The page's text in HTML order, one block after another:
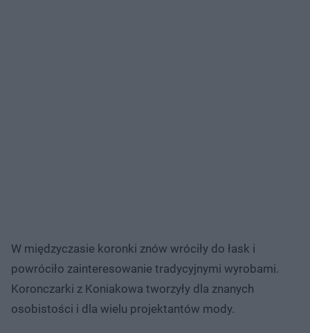
W międzyczasie koronki znów wróciły do łask i
powróciło zainteresowanie tradycyjnymi wyrobami.
Koronczarki z Koniakowa tworzyły dla znanych
osobistości i dla wielu projektantów mody.